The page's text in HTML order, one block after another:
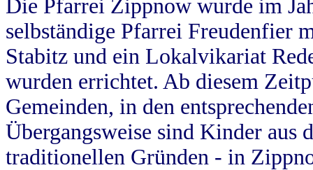
Die Pfarrei Zippnow wurde im
selbständige Pfarrei Freudenfier
Stabitz und ein Lokalvikariat
wurden errichtet. Ab diesem
Gemeinden, in den
Übergangsweise sind Kinder aus
traditionellen Gründen - in